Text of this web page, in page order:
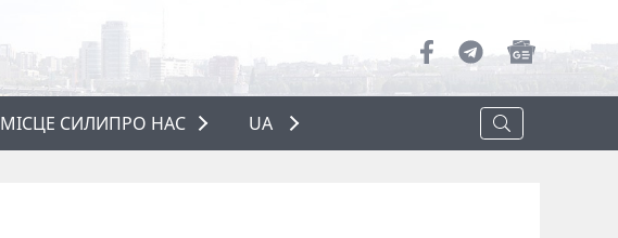
МІСЦЕ СИЛИПРО НАС
ПРО НАС
UA